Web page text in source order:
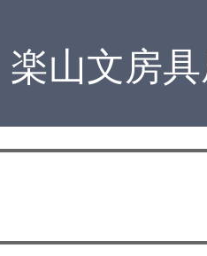
楽山文房